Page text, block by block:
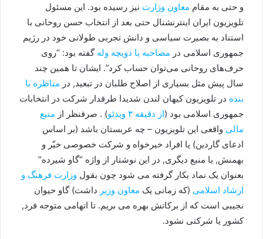
و حتی به مقام معاون وزارت نیز رسیده بود. این مسئول
تلویزیون ایران اینترنشنال حتی بعد از انتخاب حسن روحانی با
استناد به بصیرت سیاسی و دانش تجربی طولانی خود در رژیم
جمهوری اسلامی در مصاحبه با دویچه وله گفته بود: “روی
حرف‌های روحانی می‌توان حساب کرد”. ایشان تا همین چند
سال پیش مثل بسیاری از اصلاح طلبان در تبعید, در مناظره با
بنده در تلویزیون کیهان لندن شدیدا طرفدار شرکت در انتخابات
جمهوری اسلامی بود (از دقیقه ٣ ویدئو ) . صرفنظر از منبع
مالی واقعی این تلویزیون – چه عربستان باشد (بر اساس
ادعای گاردین) یا افراد خیرخواه و شرکت خصوصی خیّر و
بهمنش, یا منبع دیگری, در این نوشتار از واژه “گاو شیرده”
بعنوان یک نماد بکار گرفته می شود چون بقول وزارت فرهنگ و
ارشاد اسلامی (که زمانی یک معاون وزیر داشت) گاو حیوان
نجیبی است که از برکاتش بهره می بریم. تا اتهامی متوجه فرد,
کشور یا شرکتی نشود.